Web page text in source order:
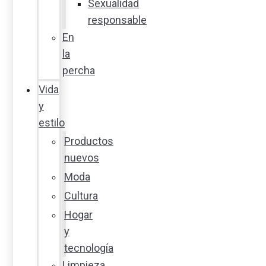
Sexualidad
responsable
En
la
percha
Vida
y
estilo
Productos
nuevos
Moda
Cultura
Hogar
y
tecnología